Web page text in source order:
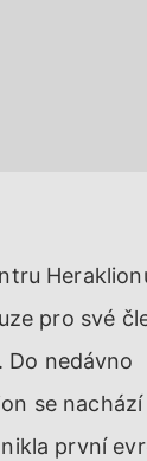
pro své
Do nedávno
se nachází
první